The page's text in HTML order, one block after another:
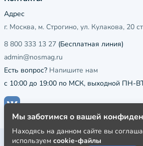
Адрес
г. Москва, м. Строгино, ул. Кулакова, 20
8 800 333 13 27 (Бесплатная линия)
admin@nosmag.ru
Есть вопрос? Напишите нам
с 10:00 до 19:00 по МСК, выходной ПН-
Публичная оферта
Мы заботимся о вашей
Находясь на данном сайте вы
используем cookie-файлы